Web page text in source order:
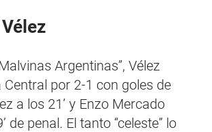
Argentinas”, Vélez
Central por 2-1 con goles de
a los 21’ y Enzo Mercado
de penal. El tanto “celeste” lo